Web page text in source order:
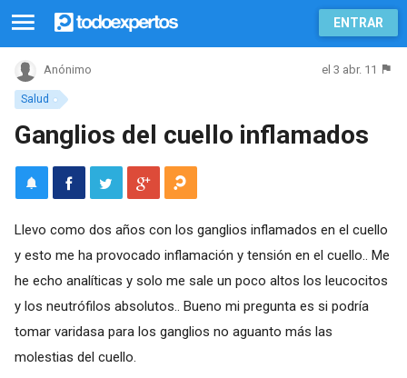
ENTRAR
Salud
Anónimo el 3 abr. 11
Ganglios del cuello inflamados
Llevo como dos años con los ganglios inflamados en el cuello
y esto me ha provocado inflamación y tensión en el cuello.. Me
he echo analíticas y solo me sale un poco altos los leucocitos
y los neutrófilos absolutos.. Bueno mi pregunta es si podría
tomar varidasa para los ganglios no aguanto más las
molestias del cuello.